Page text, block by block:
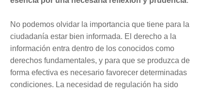
No podemos olvidar la importancia que tiene para la
ciudadanía estar bien informada. El derecho a la
información entra dentro de los conocidos como
derechos fundamentales, y para que se produzca de
forma efectiva es necesario favorecer determinadas
condiciones. La necesidad de regulación ha sido